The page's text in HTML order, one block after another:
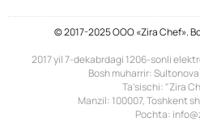
© 2017-2025 ООО «Zira Chef».
2017 yil 7-dekabrdagi 1206-sonli
Bosh muharrir:
Ta'sischi: "Zira
Manzil: 100007, Toshkent
Pochta: